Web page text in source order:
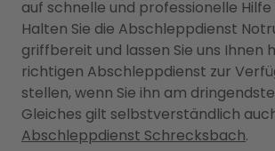
auf schnelle und professionelle Hilfe
Halten Sie die Abschleppdienst
griffbereit und lassen Sie uns Ihnen
richtigen Abschleppdienst zur
stellen, wenn Sie ihn am
Gleiches gilt selbstverständlich
Abschleppdienst Schrecksbach.